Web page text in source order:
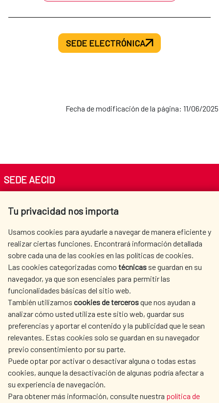
SEDE ELECTRÓNICA
Fecha de modificación de la página: 11/06/2025
Tu privacidad nos importa
Usamos cookies para ayudarle a navegar de manera eficiente y
realizar ciertas funciones. Encontrará información detallada
sobre cada una de las cookies en las políticas de cookies.
Las cookies categorizadas como técnicas se guardan en su
navegador, ya que son esenciales para permitir las
funcionalidades básicas del sitio web.
También utilizamos cookies de tercerosque nos ayudan a
analizar cómo usted utiliza este sitio web, guardar sus
preferencias y aportar el contenido y la publicidad que le sean
relevantes. Estas cookies solo se guardan en su navegador
previo consentimiento por su parte.
Puede optar por activar o desactivar alguna o todas estas
cookies, aunque la desactivación de algunas podría afectar a
su experiencia de navegación.
Para obtener más información, consulte nuestra política de
SEDE AECID
Tel. +34 900 20 30 54​​​​​​​
AECID
WHERE DO WE COOPERATE?
SPANISH HUMANITARIAN
ACTION
PRESS ROOM
CULTURE AND SCIENCE LIBRARY
OUR SOCIAL MEDIA